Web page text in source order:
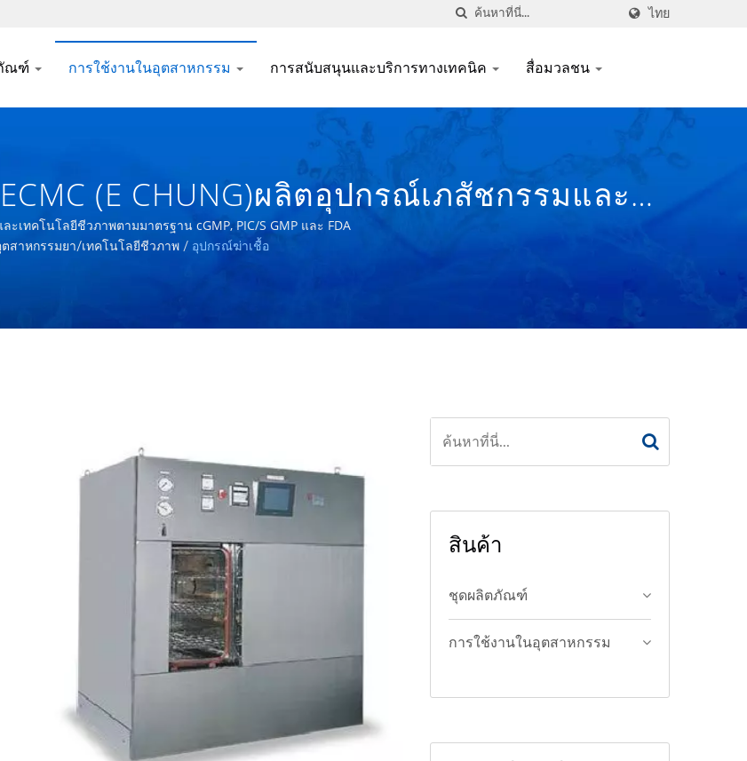
ไทย
ณฑ์ การใช้งานในอุตสาหกรรม การสนับสนุนและบริการทางเทคนิค สื่อมวลชน
(E CHUNG)ผลิตอุปกรณ์เภสัชกรรมและ
น CGMP, PIC/S GMP และ FDA
ะเทคโนโลยีชีวภาพตามมาตรฐาน cGMP, PIC/S GMP และ FDA
สาหกรรมยา/เทคโนโลยีชีวภาพ / อุปกรณ์ฆ่าเชื้อ
สินค้า
ชุดผลิตภัณฑ์
การใช้งานในอุตสาหกรรม